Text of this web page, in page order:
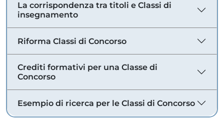
La corrispondenza tra titoli e Classi di
insegnamento
Riforma Classi di Concorso
Crediti formativi per una Classe di
Concorso
Esempio di ricerca per le Classi di Concorso